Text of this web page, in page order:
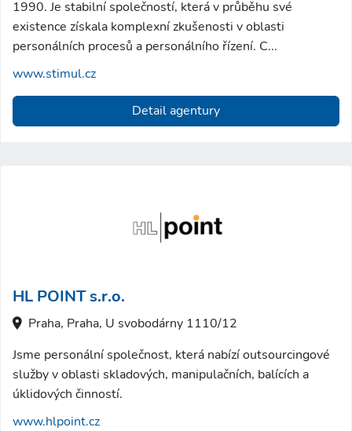
1990. Je stabilní společností, která v průběhu své
existence získala komplexní zkušenosti v oblasti
personálních procesů a personálního řízení. C...
www.stimul.cz
Detail agentury
HL POINT s.r.o.
Praha, Praha, U svobodárny 1110/12
Jsme personální společnost, která nabízí outsourcingové
služby v oblasti skladových, manipulačních, balících a
úklidových činností.
www.hlpoint.cz